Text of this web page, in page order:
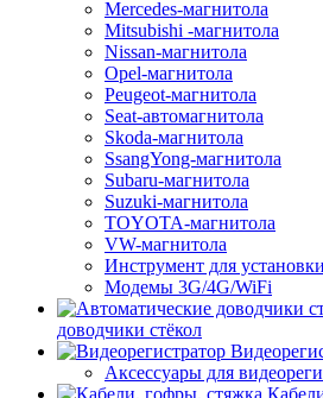
Mercedes-магнитола
Mitsubishi -магнитола
Nissan-магнитола
Opel-магнитола
Peugeot-магнитола
Seat-автомагнитола
Skoda-магнитола
SsangYong-магнитола
Subaru-магнитола
Suzuki-магнитола
TOYOTA-магнитола
VW-магнитола
Инструмент для
Модемы 3G/4G/WiFi
доводчики стёкол
Аксессуары для